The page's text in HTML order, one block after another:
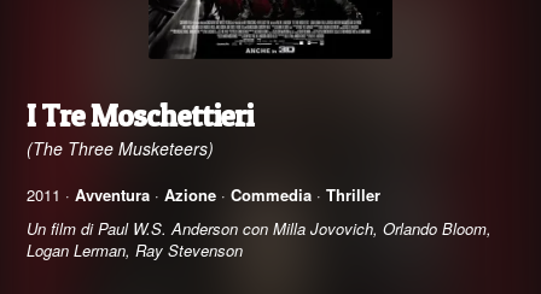
I Tre Moschettieri
(The Three Musketeers)
2011 · Avventura ·Azione ·Commedia ·Thriller
Un film di Paul W.S. Anderson con Milla Jovovich, Orlando Bloom,
Logan Lerman, Ray Stevenson